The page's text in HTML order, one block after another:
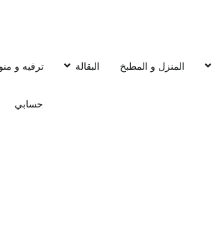
المنزل و المطبخ البقالة ترفيه و
حسابي